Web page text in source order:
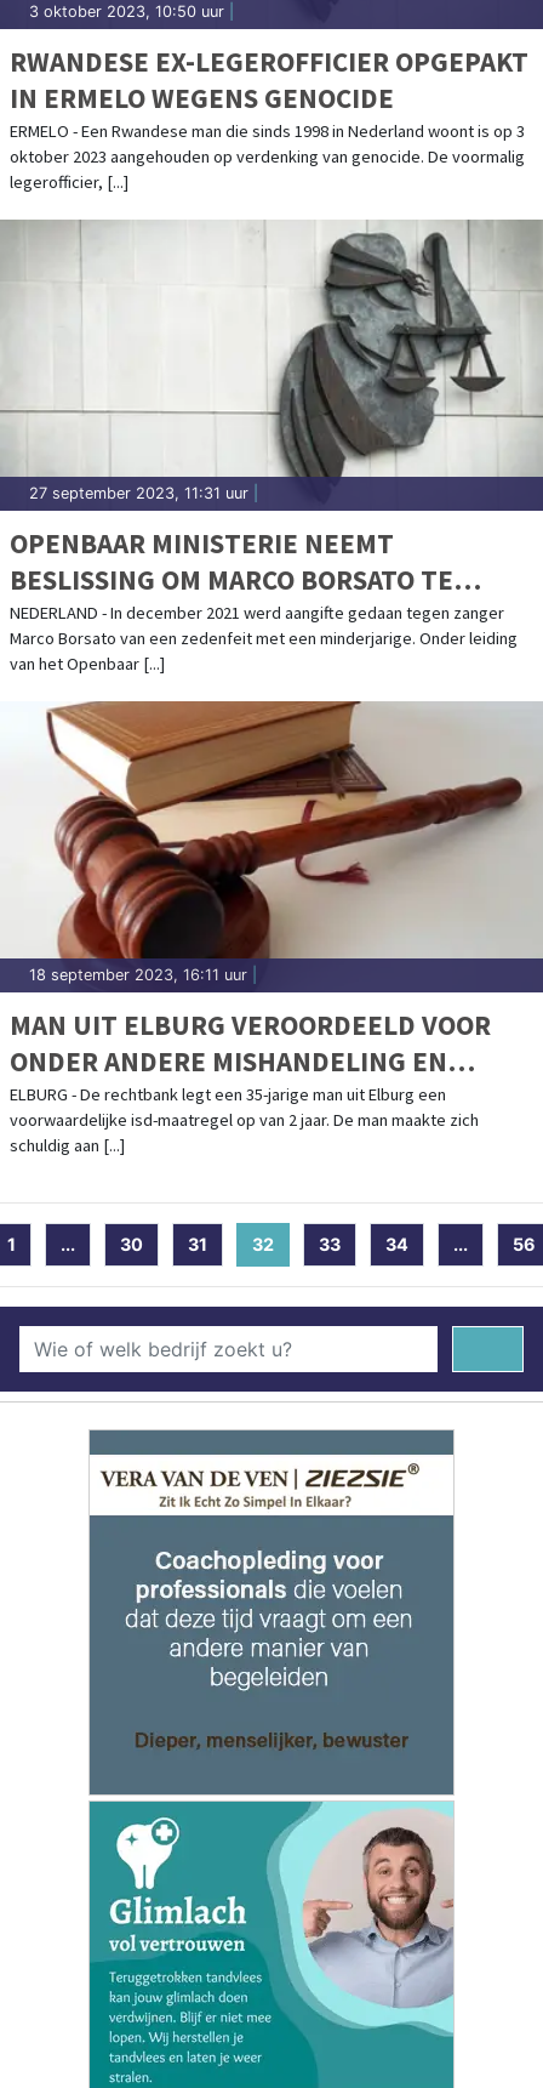
3 oktober 2023, 10:50 uur
RWANDESE EX-LEGEROFFICIER OPGEPAKT
IN ERMELO WEGENS GENOCIDE
ERMELO - Een Rwandese man die sinds 1998 in Nederland woont is op 3
oktober 2023 aangehouden op verdenking van genocide. De voormalig
legerofficier, [...]
27 september 2023, 11:31 uur
OPENBAAR MINISTERIE NEEMT
BESLISSING OM MARCO BORSATO TE
DAGVAARDEN IN ZEDENZAAK
NEDERLAND - In december 2021 werd aangifte gedaan tegen zanger
Marco Borsato van een zedenfeit met een minderjarige. Onder leiding
van het Openbaar [...]
18 september 2023, 16:11 uur
MAN UIT ELBURG VEROORDEELD VOOR
ONDER ANDERE MISHANDELING EN
HUISVREDEBREUK
ELBURG - De rechtbank legt een 35-jarige man uit Elburg een
voorwaardelijke isd-maatregel op van 2 jaar. De man maakte zich
schuldig aan [...]
1 ... 30 31 32 (current)
33 34 ... 56